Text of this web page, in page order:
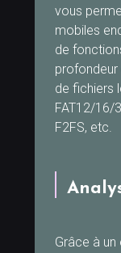
vous
mobiles
de
de fichiers
FAT12/16/
F2FS, etc.
Grâce à